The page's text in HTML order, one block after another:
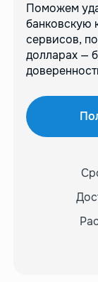
Поможем
банковскую
сервисов,
долларах —